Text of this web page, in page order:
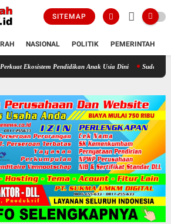
SITEMAP
NASIONAL POLITIK PEMERINTAH
Pendidikan Anak Usia Dini Sudah Lama